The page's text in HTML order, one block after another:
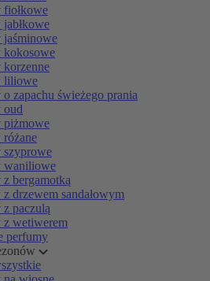
fiołkowe
jabłkowe
jaśminowe
kokosowe
korzenne
liliowe
o zapachu świeżego prania
oud
piżmowe
różane
szyprowe
waniliowe
z bergamotką
drzewem sandałowym
z paczulą
z wetiwerem
perfumy